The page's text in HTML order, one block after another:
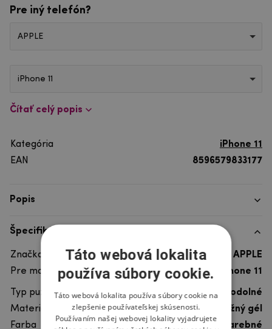
Pre iný telefón?
APPLE
iPhone 11
Čítať celý popis
Kategória
iPhone 11
EAN
8596579833177
Popis
Špecifikácia
Značka telefónu
APPLE
Pre model telefónu
iPhone 11
Typ puzdra
Gélové, Ultra odolné
Materiál
pružný gél
Farba
viacfarebné
Táto webová lokalita
používa súbory cookie.
Táto webová lokalita používa súbory cookie na
zlepšenie používateľskej skúsenosti.
Používaním našej webovej lokality vyjadrujete